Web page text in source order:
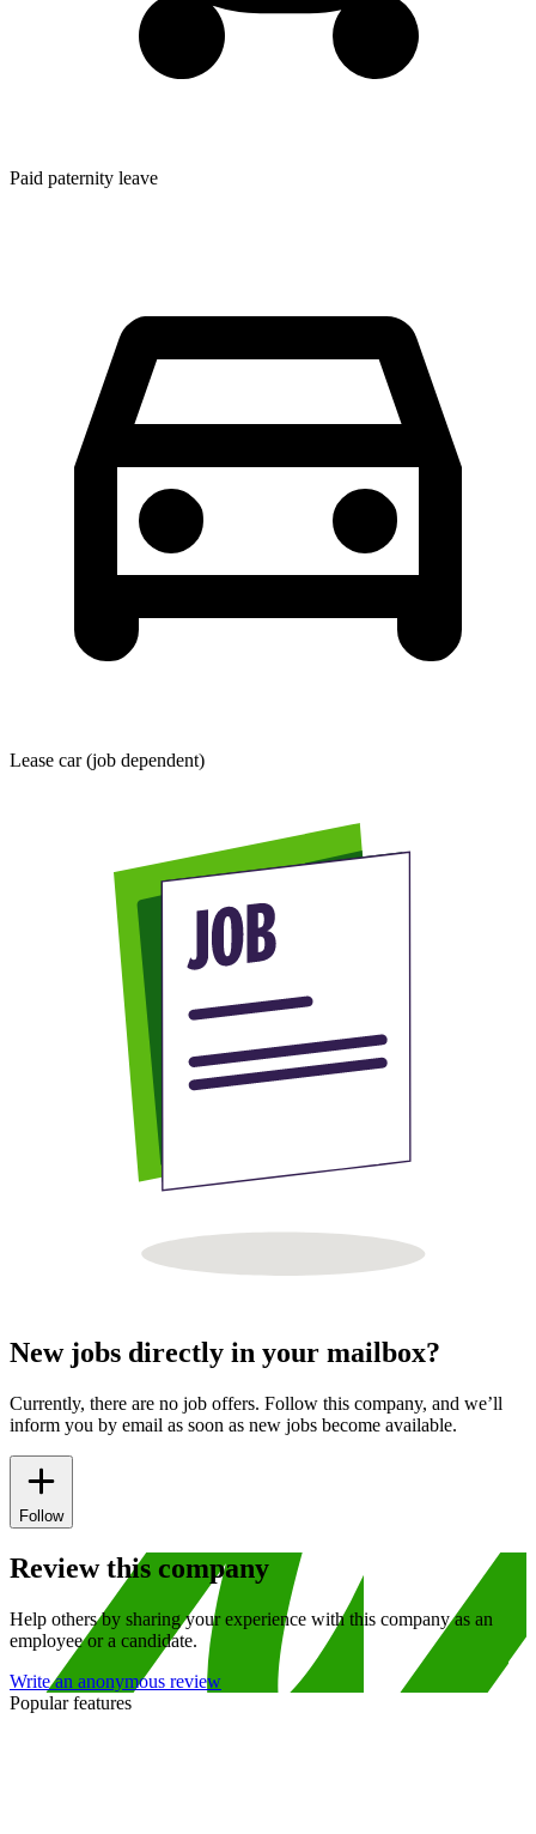
Paid paternity leave
Lease car (job dependent)
New jobs directly in your mailbox?
Currently, there are no job offers. Follow this company, and we’ll
inform you by email as soon as new jobs become available.
Follow
Review this company
Help others by sharing your experience with this company as an
employee or a candidate.
Write an anonymous review
Popular features